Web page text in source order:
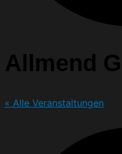
Allmend
« Alle Veranstaltungen